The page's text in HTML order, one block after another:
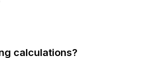
calculations?